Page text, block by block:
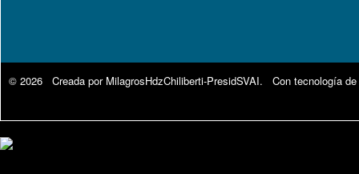
© 2026 Creada por MilagrosHdzChiliberti-PresidSVAI. Con tecnología de